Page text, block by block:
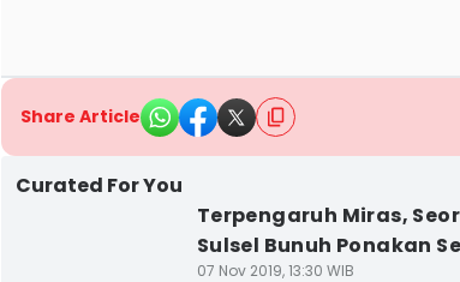
Share Article
Curated For You
Terpengaruh Miras,
Sulsel Bunuh Ponakan
07 Nov 2019, 13:30 WIB